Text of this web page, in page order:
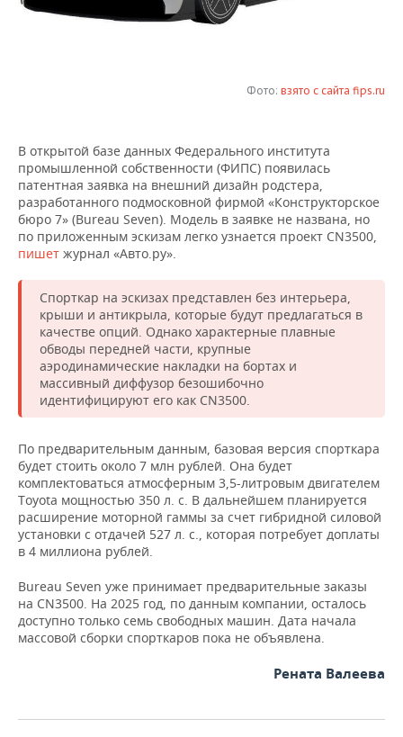
НЕФТЕХИМИЯ
ТЕЛЕКОММУНИКАЦИИ
БИЗНЕС-БРАНЧИ
ONLINE-КОНФЕРЕНЦИИ
ОТКРЫТАЯ ЛЕКЦИЯ
ФУТБОЛ
ХОККЕЙ
БАСКЕТБОЛ
ВОЛЕЙБОЛ
КИБЕРСПОРТ
ФИГУРНОЕ КАТАНИЕ
ВОДНЫЕ ВИДЫ СПОРТА
ХОККЕЙ С МЯЧОМ
НОВОСТИ ОБЩЕСТВА
ВЛАСТЬ
ИНФРАСТРУКТУРА
ИСТОРИЯ
КУЛЬТУРА
МЕДИЦИНА
ОБРАЗОВАНИЕ
ПРОИСШЕСТВИЯ
ФОТОГАЛЕРЕЯ
СЮЖЕТЫ
СПРАВОЧНИК
СПИСОК ПЕРСОН
СПИСОК КОМПАНИЙ
ПОЛНАЯ ВЕРСИЯ
Фото: взято с сайта fips.ru
В открытой базе данных Федерального института
промышленной собственности (ФИПС) появилась
патентная заявка на внешний дизайн родстера,
разработанного подмосковной фирмой «Конструкторское
бюро 7» (Bureau Seven). Модель в заявке не названа, но
по приложенным эскизам легко узнается проект СN3500,
пишет журнал «Авто.ру».
Спорткар на эскизах представлен без интерьера,
крыши и антикрыла, которые будут предлагаться в
качестве опций. Однако характерные плавные
обводы передней части, крупные
аэродинамические накладки на бортах и
массивный диффузор безошибочно
идентифицируют его как CN3500.
По предварительным данным, базовая версия спорткара
будет стоить около 7 млн рублей. Она будет
комплектоваться атмосферным 3,5-литровым двигателем
Toyota мощностью 350 л. с. В дальнейшем планируется
расширение моторной гаммы за счет гибридной силовой
установки с отдачей 527 л. с., которая потребует доплаты
в 4 миллиона рублей.
Bureau Seven уже принимает предварительные заказы
на CN3500. На 2025 год, по данным компании, осталось
доступно только семь свободных машин. Дата начала
массовой сборки спорткаров пока не объявлена.
Рената Валеева